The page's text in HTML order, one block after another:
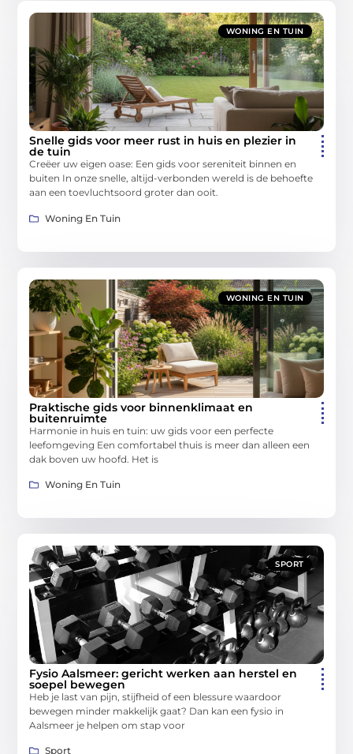
WONING EN TUIN
Snelle gids voor meer rust in huis en plezier in
de tuin
Creëer uw eigen oase: Een gids voor sereniteit binnen en
buiten In onze snelle, altijd-verbonden wereld is de behoefte
aan een toevluchtsoord groter dan ooit.
Woning En Tuin
WONING EN TUIN
Praktische gids voor binnenklimaat en
buitenruimte
Harmonie in huis en tuin: uw gids voor een perfecte
leefomgeving Een comfortabel thuis is meer dan alleen een
dak boven uw hoofd. Het is
Woning En Tuin
SPORT
Fysio Aalsmeer: gericht werken aan herstel en
soepel bewegen
Heb je last van pijn, stijfheid of een blessure waardoor
bewegen minder makkelijk gaat? Dan kan een fysio in
Aalsmeer je helpen om stap voor
Sport